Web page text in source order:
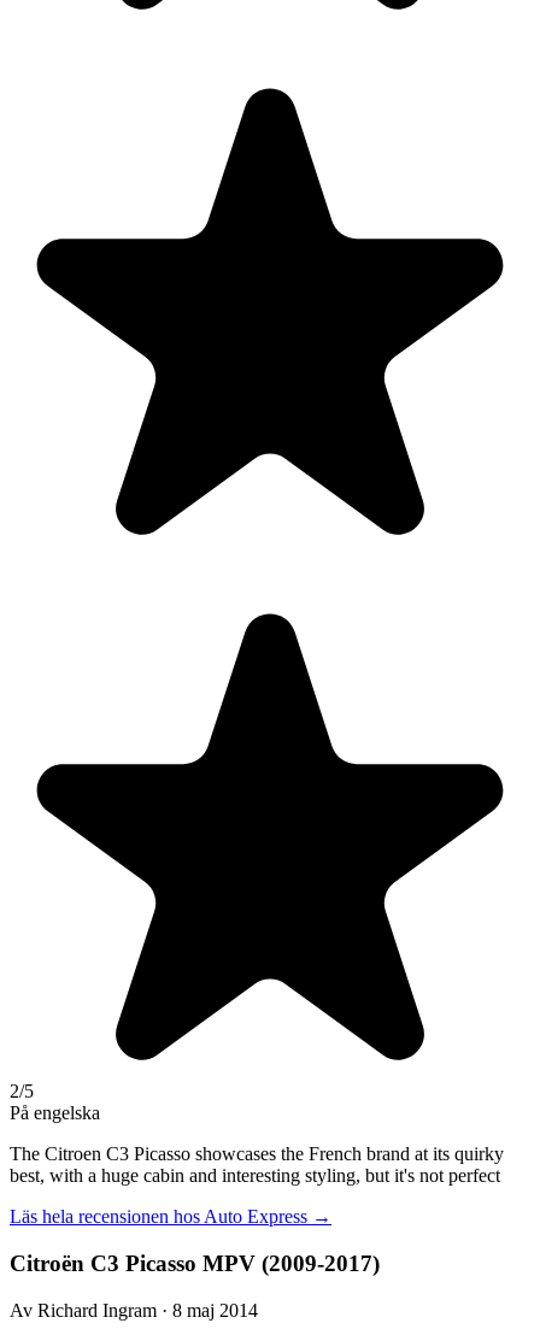
2/5
På engelska
The Citroen C3 Picasso showcases the French brand at its quirky
best, with a huge cabin and interesting styling, but it's not perfect
Läs hela recensionen hos Auto Express →
Citroën C3 Picasso MPV (2009-2017)
Av Richard Ingram · 8 maj 2014